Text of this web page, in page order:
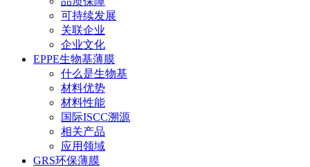
可持续发展
关联企业
企业文化
EPPE生物基薄膜
什么是生物基
材料优势
材料性能
国际ISCC溯源
相关产品
应用领域
GRS环保薄膜